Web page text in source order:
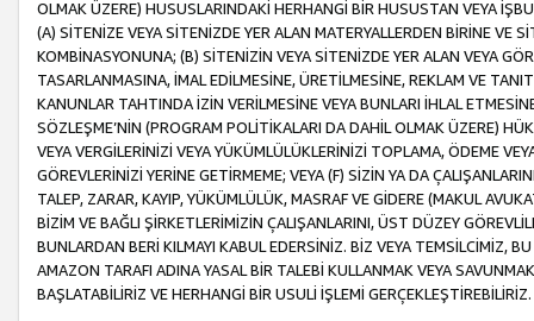
OLMAK ÜZERE) HUSUSLARINDAKİ HERHANGİ BİR HUSUSTAN VEYA
(A) SİTENİZE VEYA SİTENİZDE YER ALAN MATERYALLERDEN BİRİNE VE
KOMBİNASYONUNA; (B) SİTENİZİN VEYA SİTENİZDE YER ALAN VEYA
TASARLANMASINA, İMAL EDİLMESİNE, ÜRETİLMESİNE, REKLAM VE
KANUNLAR TAHTINDA İZİN VERİLMESİNE VEYA BUNLARI İHLAL
SÖZLEŞME’NİN (PROGRAM POLİTİKALARI DA DAHİL OLMAK ÜZERE)
VEYA VERGİLERİNİZİ VEYA YÜKÜMLÜLÜKLERİNİZİ TOPLAMA, ÖDEME
GÖREVLERİNİZİ YERİNE GETİRMEME; VEYA (F) SİZİN YA DA
TALEP, ZARAR, KAYIP, YÜKÜMLÜLÜK, MASRAF VE GİDERE (MAKUL
BİZİM VE BAĞLI ŞİRKETLERİMİZİN ÇALIŞANLARINI, ÜST DÜZEY
BUNLARDAN BERİ KILMAYI KABUL EDERSİNİZ. BİZ VEYA TEMSİLCİMİZ,
AMAZON TARAFI ADINA YASAL BİR TALEBİ KULLANMAK VEYA
BAŞLATABİLİRİZ VE HERHANGİ BİR USULİ İŞLEMİ GERÇEKLEŞTİREBİLİRİZ.